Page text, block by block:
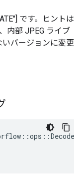
です。ヒントは
内部 JPEG ライブ
バージョンに変更